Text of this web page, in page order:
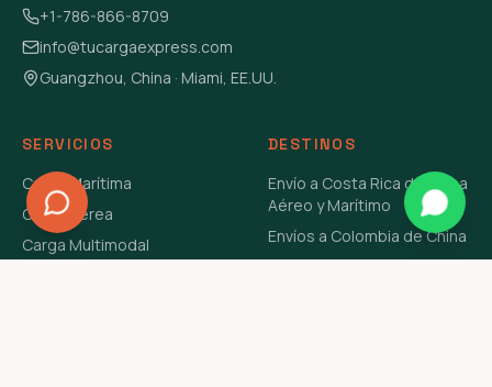
+1-786-866-8709
info@tucargaexpress.com
Guangzhou, China · Miami, EE.UU.
SERVICIOS
Carga Marítima
Carga Aérea
Carga Multimodal
DESTINOS
Envío a Costa Rica de China
Aéreo y Marítimo
Envíos a Colombia de China